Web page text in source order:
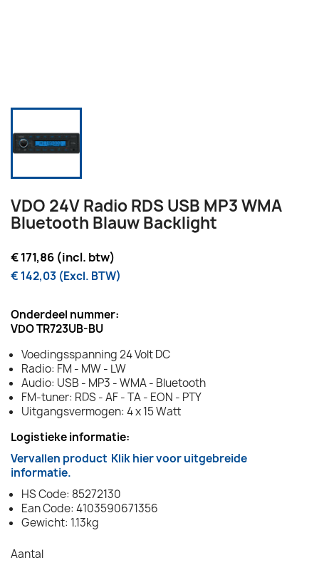
VDO 24V Radio RDS USB MP3 WMA
Bluetooth Blauw Backlight
€ 171,86 (incl. btw)
€ 142,03 (Excl. BTW)
Onderdeel nummer:
VDO TR723UB-BU
Voedingsspanning 24 Volt DC
Radio: FM - MW - LW
Audio: USB - MP3 - WMA - Bluetooth
FM-tuner: RDS - AF - TA - EON - PTY
Uitgangsvermogen: 4 x 15 Watt
Logistieke informatie:
Vervallen product Klik hier voor uitgebreide
informatie.
HS Code: 85272130
Ean Code: 4103590671356
Gewicht: 1.13kg
Aantal